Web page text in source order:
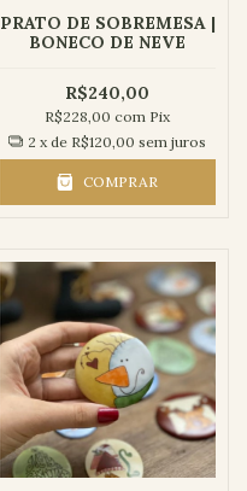
PRATO DE SOBREMESA |
BONECO DE NEVE
R$240,00
R$228,00com Pix
2 x de R$120,00 sem juros
COMPRAR